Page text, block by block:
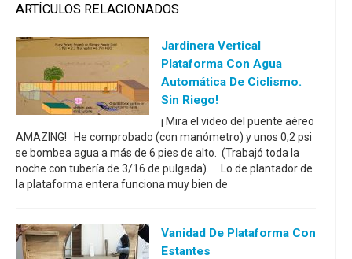
ARTÍCULOS RELACIONADOS
Jardinera Vertical
Plataforma Con Agua
Automática De Ciclismo.
Sin Riego!
¡ Mira el video del puente aéreo
AMAZING! He comprobado (con manómetro) y unos 0,2 psi
se bombea agua a más de 6 pies de alto. (Trabajó toda la
noche con tubería de 3/16 de pulgada). Lo de plantador de
la plataforma entera funciona muy bien de
Vanidad De Plataforma Con
Estantes